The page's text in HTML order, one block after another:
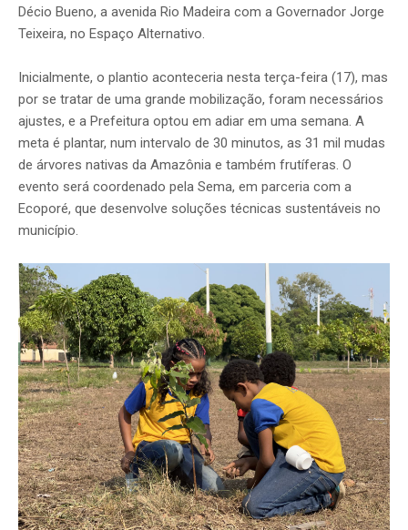
Décio Bueno, a avenida Rio Madeira com a Governador Jorge
Teixeira, no Espaço Alternativo.
Inicialmente, o plantio aconteceria nesta terça-feira (17), mas
por se tratar de uma grande mobilização, foram necessários
ajustes, e a Prefeitura optou em adiar em uma semana. A
meta é plantar, num intervalo de 30 minutos, as 31 mil mudas
de árvores nativas da Amazônia e também frutíferas. O
evento será coordenado pela Sema, em parceria com a
Ecoporé, que desenvolve soluções técnicas sustentáveis no
município.